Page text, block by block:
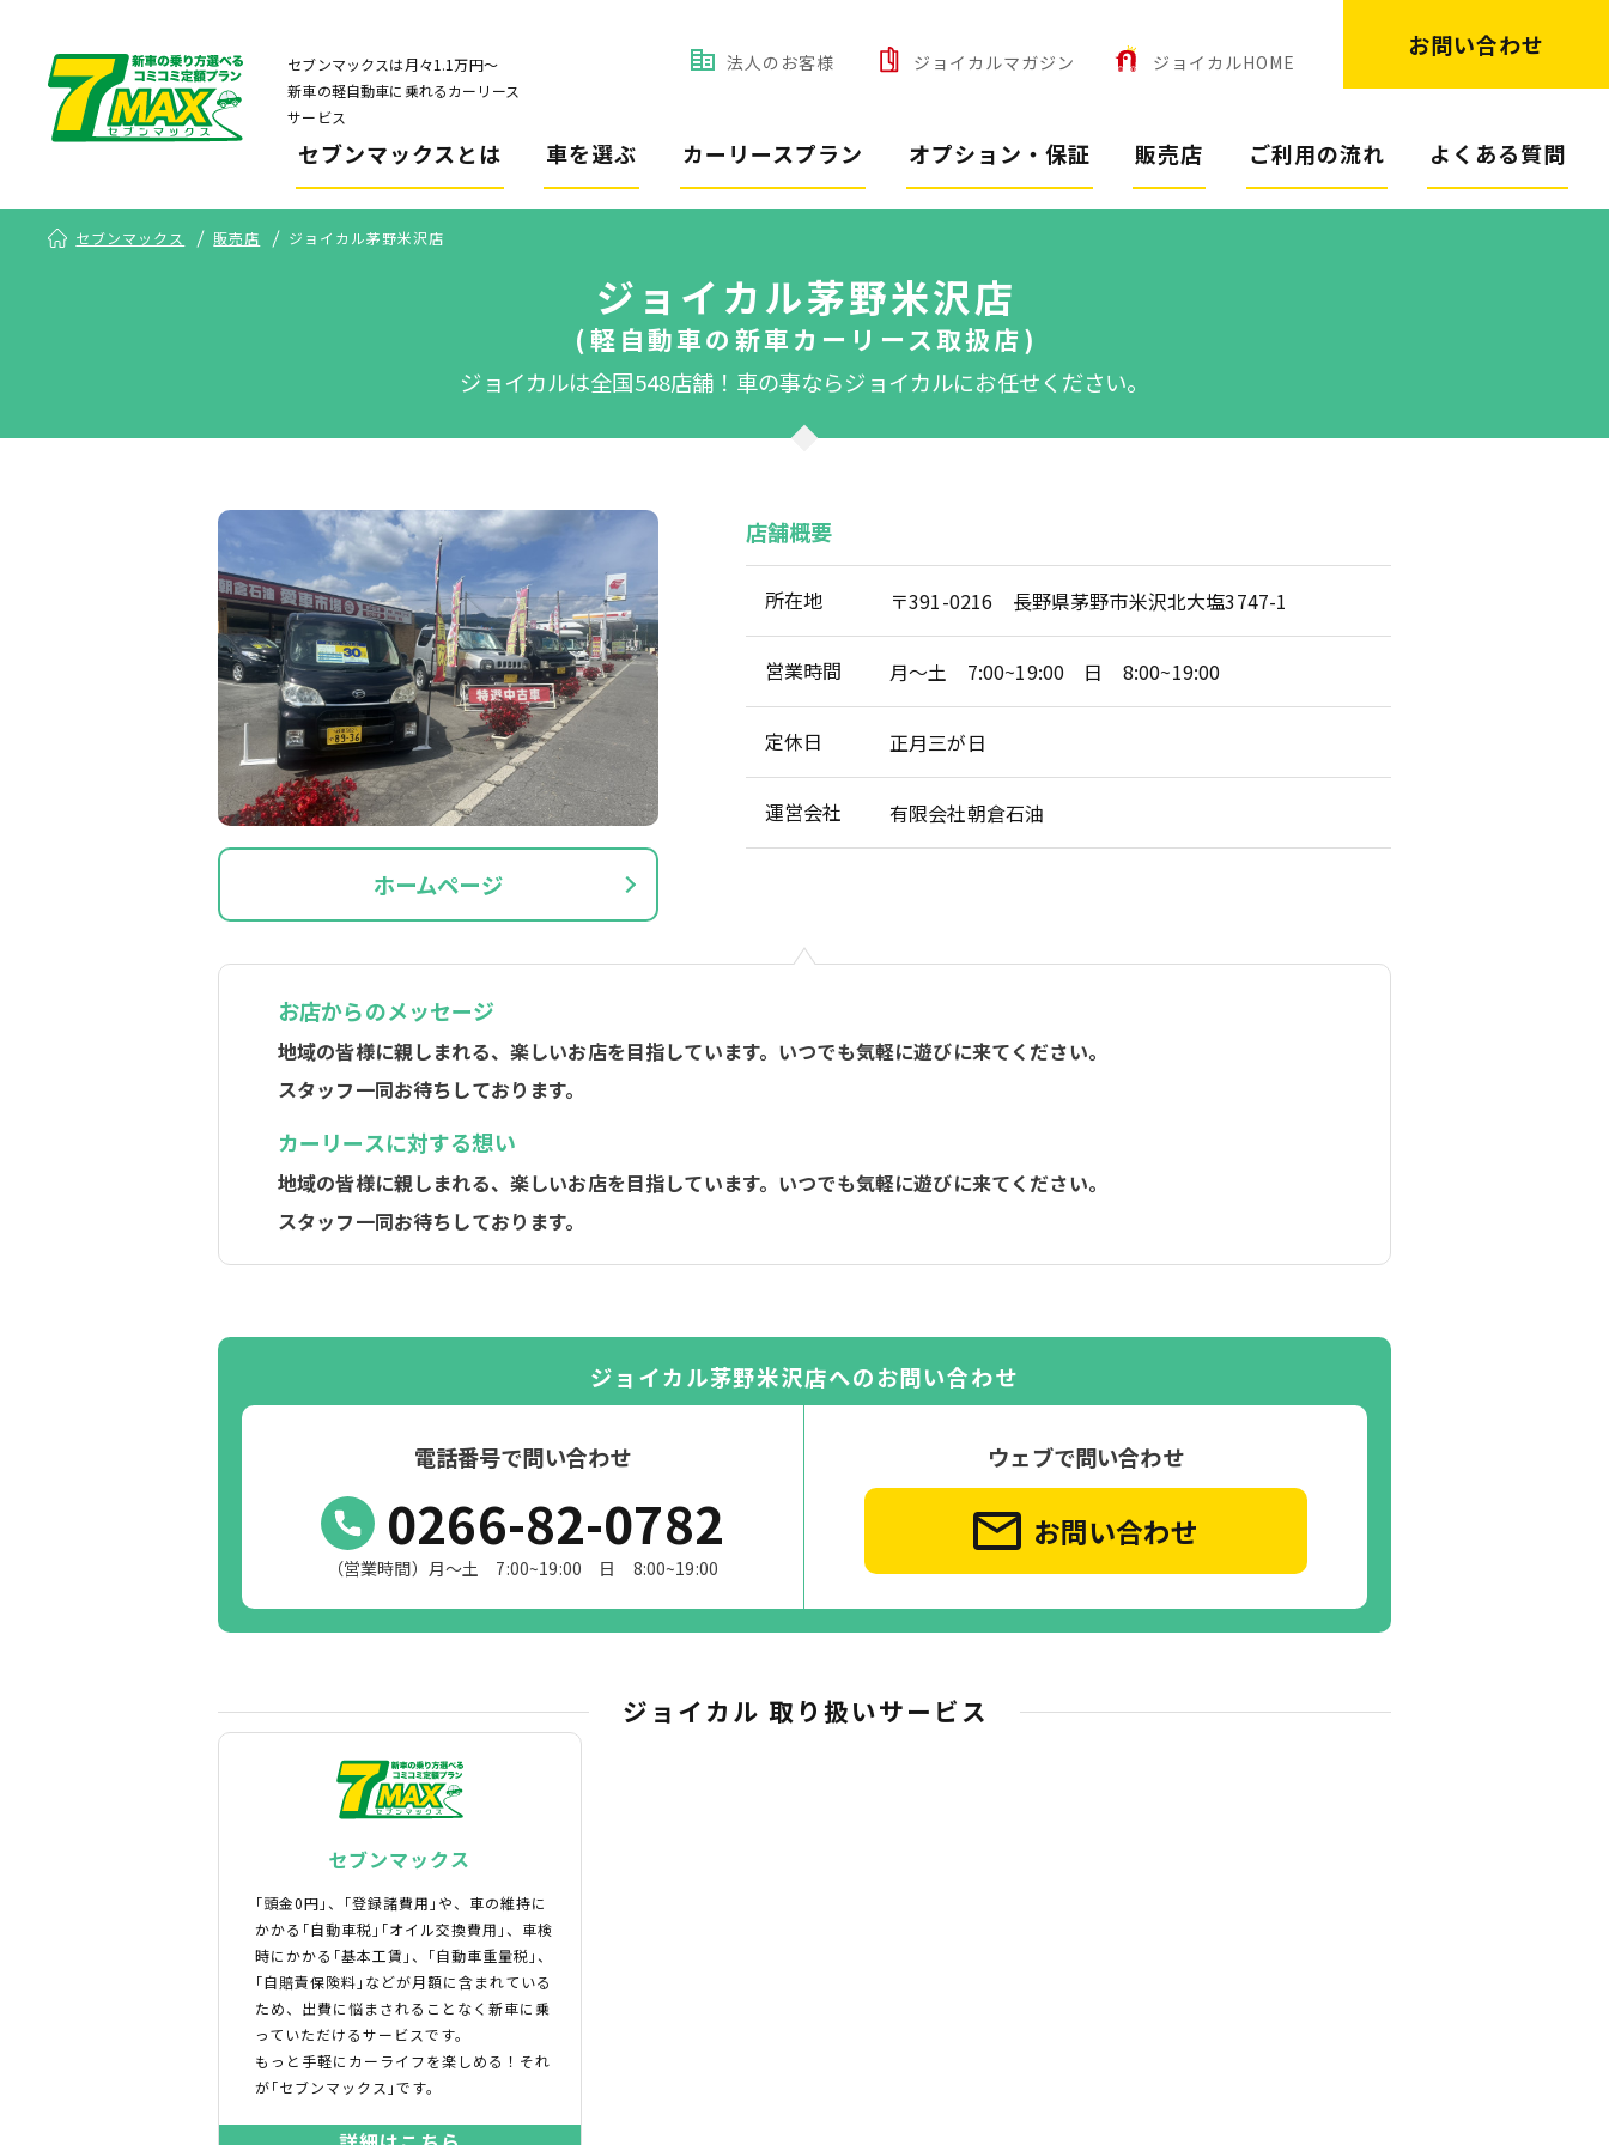
セブンマックスは月々1.1万円〜
新車の軽自動車に乗れるカーリース
サービス
法人のお客様 ジョイカルマガジン ジョイカルHOME
お問い合わせ
セブンマックスとは 車を選ぶ カーリースプラン オプション・保証 販売店 ご利用の流れ よくある質問
セブンマックス 販売店 ジョイカル茅野米沢店
ジョイカル茅野米沢店
(軽自動車の新車カーリース取扱店)
ジョイカルは全国548店舗！ 車の事ならジョイカルにお任せください。
ホームページ
店舗概要
所在地 〒391-0216 長野県茅野市米沢北大塩3747-1
営業時間 月～土 7:00~19:00 日 8:00~19:00
定休日 正月三が日
運営会社 有限会社朝倉石油
お店からのメッセージ
地域の皆様に親しまれる、楽しいお店を目指しています。いつでも気軽に遊びに来てください。
スタッフ一同お待ちしております。
カーリースに対する想い
地域の皆様に親しまれる、楽しいお店を目指しています。いつでも気軽に遊びに来てください。
スタッフ一同お待ちしております。
ジョイカル茅野米沢店へのお問い合わせ
電話番号で問い合わせ
0266-82-0782
（営業時間）月～土 7:00~19:00 日 8:00~19:00
ウェブで問い合わせ
お問い合わせ
ジョイカル 取り扱いサービス
セブンマックス
｢頭金0円｣、｢登録諸費用｣や、車の維持に
かかる｢自動車税｣｢オイル交換費用｣、車検
時にかかる｢基本工賃｣、｢自動車重量税｣、
｢自賠責保険料｣などが月額に含まれている
ため、出費に悩まされることなく新車に乗
っていただけるサービスです。
もっと手軽にカーライフを楽しめる！それ
が｢セブンマックス｣です。